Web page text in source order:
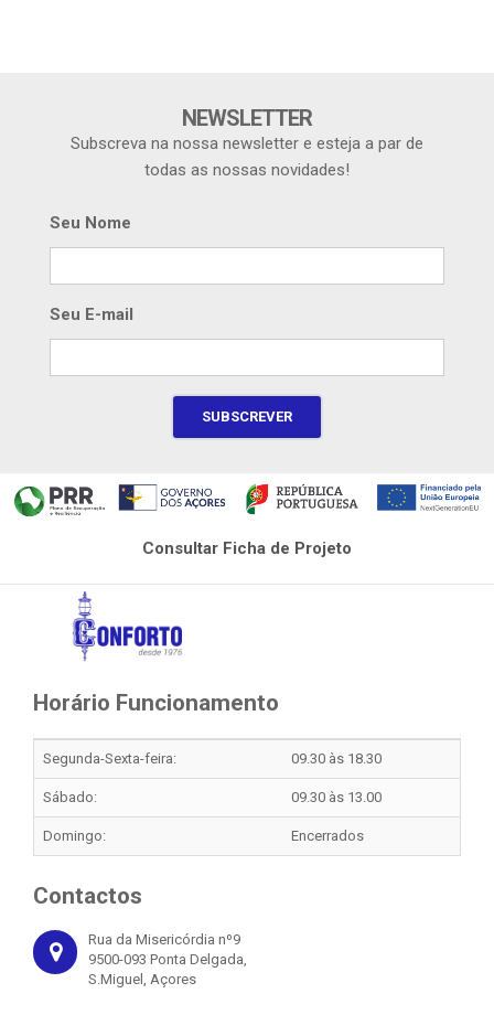
NEWSLETTER
Subscreva na nossa newsletter e esteja a par de
todas as nossas novidades!
Seu Nome
Seu E-mail
Consultar Ficha de Projeto
Horário Funcionamento
Segunda-Sexta-feira: 09.30 às 18.30
Sábado: 09.30 às 13.00
Domingo: Encerrados
Contactos
Rua da Misericórdia nº9
9500-093 Ponta Delgada,
S.Miguel, Açores